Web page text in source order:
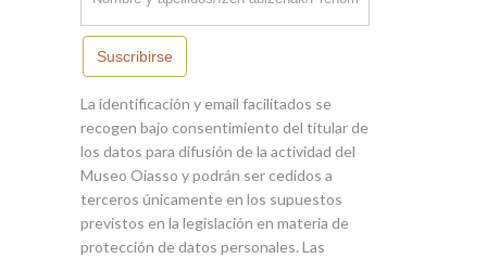
Suscribirse
La identificación y email facilitados se
recogen bajo consentimiento del titular de
los datos para difusión de la actividad del
Museo Oiasso y podrán ser cedidos a
terceros únicamente en los supuestos
previstos en la legislación en materia de
protección de datos personales. Las